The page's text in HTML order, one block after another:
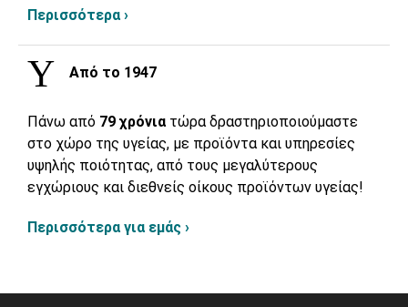
Περισσότερα ›
Από το 1947
Πάνω από 79 χρόνια τώρα δραστηριοποιούμαστε
στο χώρο της υγείας, με προϊόντα και υπηρεσίες
υψηλής ποιότητας, από τους μεγαλύτερους
εγχώριους και διεθνείς οίκους προϊόντων υγείας!
Περισσότερα για εμάς ›